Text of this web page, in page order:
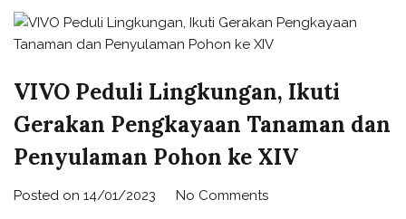
VIVO Peduli Lingkungan, Ikuti
Gerakan Pengkayaan Tanaman dan
Penyulaman Pohon ke XIV
Posted on 14/01/2023 No Comments